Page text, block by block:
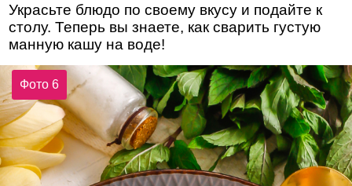
Украсьте блюдо по своему вкусу и подайте к
столу. Теперь вы знаете, как сварить густую
манную кашу на воде!
Фото 6